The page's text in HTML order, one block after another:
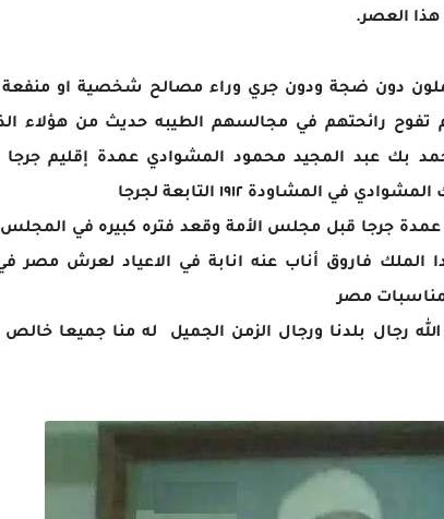
هذا العصر.
دون ضجة ودون جري وراء مصالح شخصية او
تفوح رائحتهم في مجالسهم الطيبه حديث من هؤلاء
بك عبد المجيد محمود المشوادي عمدة إقليم
المشاودة ١٩١٢ التابعة لجرجا
من سنة ١٩٣٨ هو كان عمدة جرجا قبل مجلس الأمة وقعد فتره كبيره في
الملك فاروق أناب عنه انابة في الاعياد لعرش مصر
مصر
رجال بلدنا ورجال الزمن الجميل له منا جميعا خالص